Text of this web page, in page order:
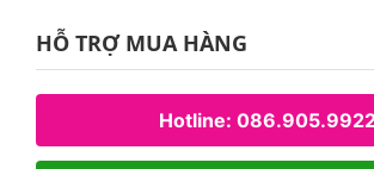
HỖ TRỢ MUA HÀNG
Hotline: